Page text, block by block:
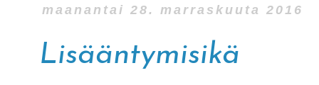
maanantai 28. marraskuuta 2016
Lisääntymisikä